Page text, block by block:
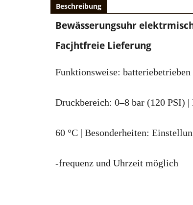
Beschreibung
Bewässerungsuhr
Facjhtfreie Lieferung
Funktionsweise: batteriebetrieben
Druckbereich: 0–8 bar (120 PSI)
60 °C | Besonderheiten:
-frequenz und Uhrzeit möglich